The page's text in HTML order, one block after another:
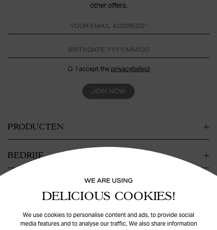
WE ARE USING
DELICIOUS COOKIES!
We use cookies to personalise content and ads, to provide social
media features and to analyse our traffic. We also share information
other offers.
I accept the privacybeleid
JOIN NOW
PRODUCTEN
BEDRIJF
HULP